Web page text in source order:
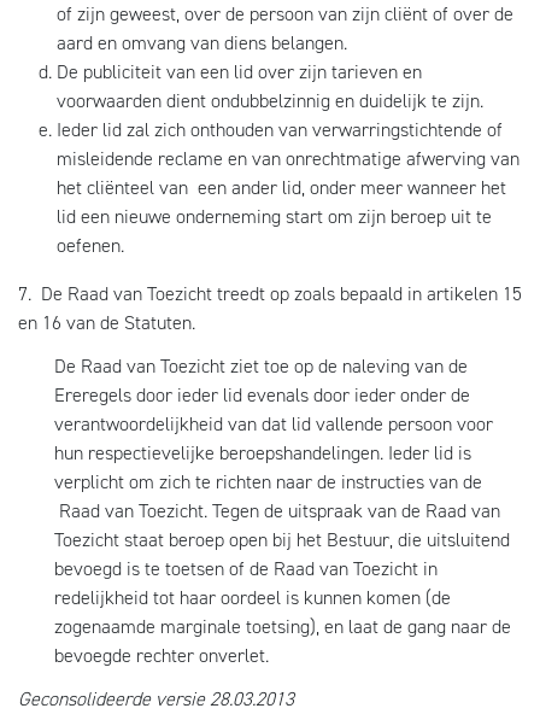
of zijn geweest, over de persoon van zijn cliënt of over de
aard en omvang van diens belangen.
De publiciteit van een lid over zijn tarieven en
voorwaarden dient ondubbelzinnig en duidelijk te zijn.
Ieder lid zal zich onthouden van verwarringstichtende of
misleidende reclame en van onrechtmatige afwerving van
het cliënteel van een ander lid, onder meer wanneer het
lid een nieuwe onderneming start om zijn beroep uit te
oefenen.
7. De Raad van Toezicht treedt op zoals bepaald in artikelen 15
en 16 van de Statuten.
De Raad van Toezicht ziet toe op de naleving van de
Ereregels door ieder lid evenals door ieder onder de
verantwoordelijkheid van dat lid vallende persoon voor
hun respectievelijke beroepshandelingen. Ieder lid is
verplicht om zich te richten naar de instructies van de
Raad van Toezicht. Tegen de uitspraak van de Raad van
Toezicht staat beroep open bij het Bestuur, die uitsluitend
bevoegd is te toetsen of de Raad van Toezicht in
redelijkheid tot haar oordeel is kunnen komen (de
zogenaamde marginale toetsing), en laat de gang naar de
bevoegde rechter onverlet.
Geconsolideerde versie 28.03.2013